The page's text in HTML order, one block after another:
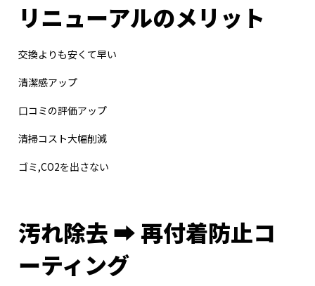
リニューアルのメリット
交換よりも安くて早い
清潔感アップ
口コミの評価アップ
清掃コスト大幅削減
ゴミ,CO2を出さない
汚れ除去 ➡ 再付着防止コ
ーティング